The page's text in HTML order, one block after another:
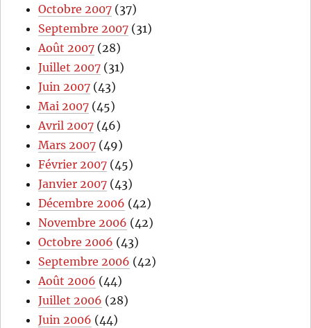
Octobre 2007 (37)
Septembre 2007 (31)
Août 2007 (28)
Juillet 2007 (31)
Juin 2007 (43)
Mai 2007 (45)
Avril 2007 (46)
Mars 2007 (49)
Février 2007 (45)
Janvier 2007 (43)
Décembre 2006 (42)
Novembre 2006 (42)
Octobre 2006 (43)
Septembre 2006 (42)
Août 2006 (44)
Juillet 2006 (28)
Juin 2006 (44)